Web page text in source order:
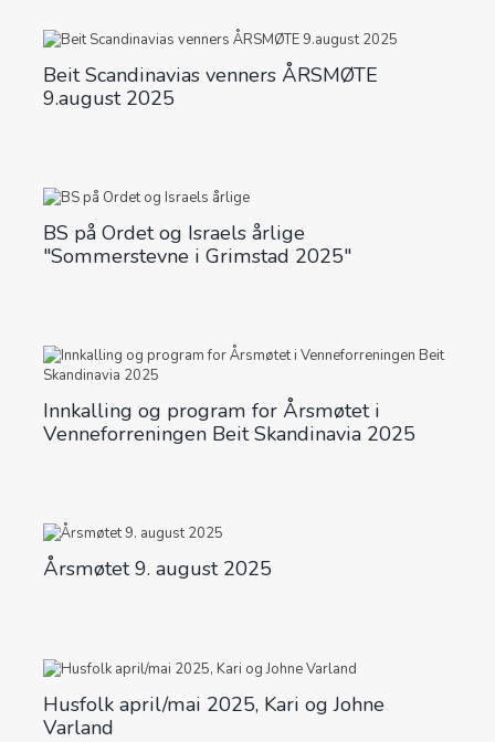
Beit Scandinavias venners ÅRSMØTE
9.august 2025
BS på Ordet og Israels årlige
"Sommerstevne i Grimstad 2025"
Innkalling og program for Årsmøtet i
Venneforreningen Beit Skandinavia 2025
Årsmøtet 9. august 2025
Husfolk april/mai 2025, Kari og Johne
Varland